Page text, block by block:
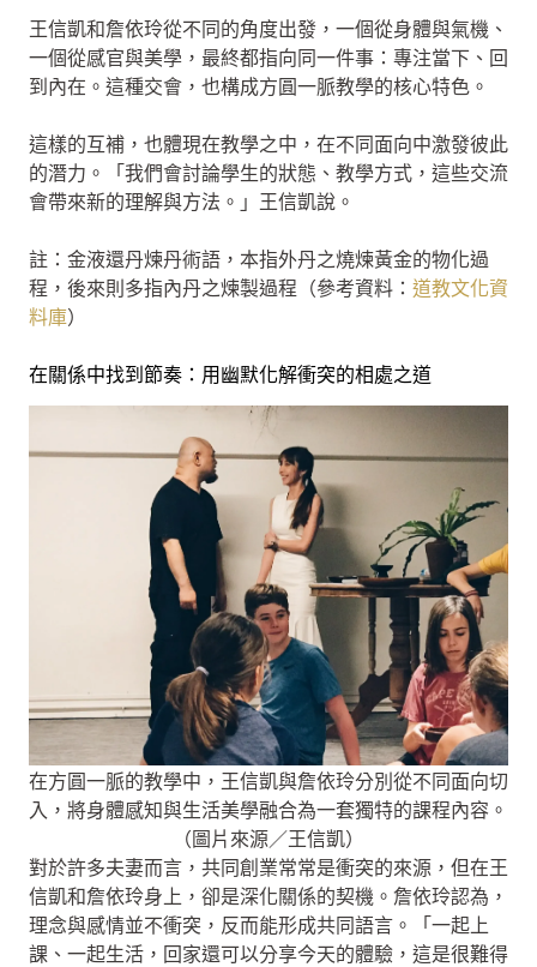
王信凱和詹依玲從不同的角度出發，一個從身體與氣機、
一個從感官與美學，最終都指向同一件事：專注當下、回
到內在。這種交會，也構成方圓一脈教學的核心特色。
這樣的互補，也體現在教學之中，在不同面向中激發彼此
的潛力。「我們會討論學生的狀態、教學方式，這些交流
會帶來新的理解與方法。」王信凱說。
註：金液還丹煉丹術語，本指外丹之燒煉黃金的物化過
程，後來則多指內丹之煉製過程（參考資料： 道教文化資
料庫）
在關係中找到節奏：用幽默化解衝突的相處之道
在方圓一脈的教學中，王信凱與詹依玲分別從不同面向切
入，將身體感知與生活美學融合為一套獨特的課程內容。
（圖片來源／王信凱）
對於許多夫妻而言，共同創業常常是衝突的來源，但在王
信凱和詹依玲身上，卻是深化關係的契機。詹依玲認為，
理念與感情並不衝突，反而能形成共同語言。「一起上
課、一起生活，回家還可以分享今天的體驗，這是很難得